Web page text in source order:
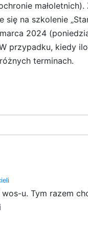
małoletnich).
na szkolenie
2024
przypadku, kiedy
terminach.
u. Tym razem